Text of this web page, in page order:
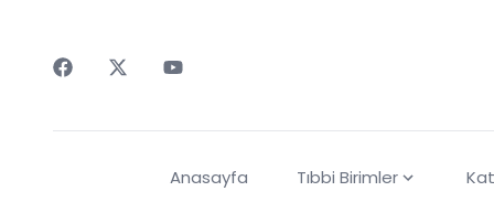
Anasayfa Tıbbi Birimler